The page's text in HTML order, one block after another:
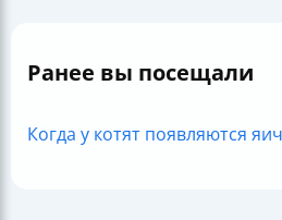
Ранее вы посещали
Когда у котят появляются